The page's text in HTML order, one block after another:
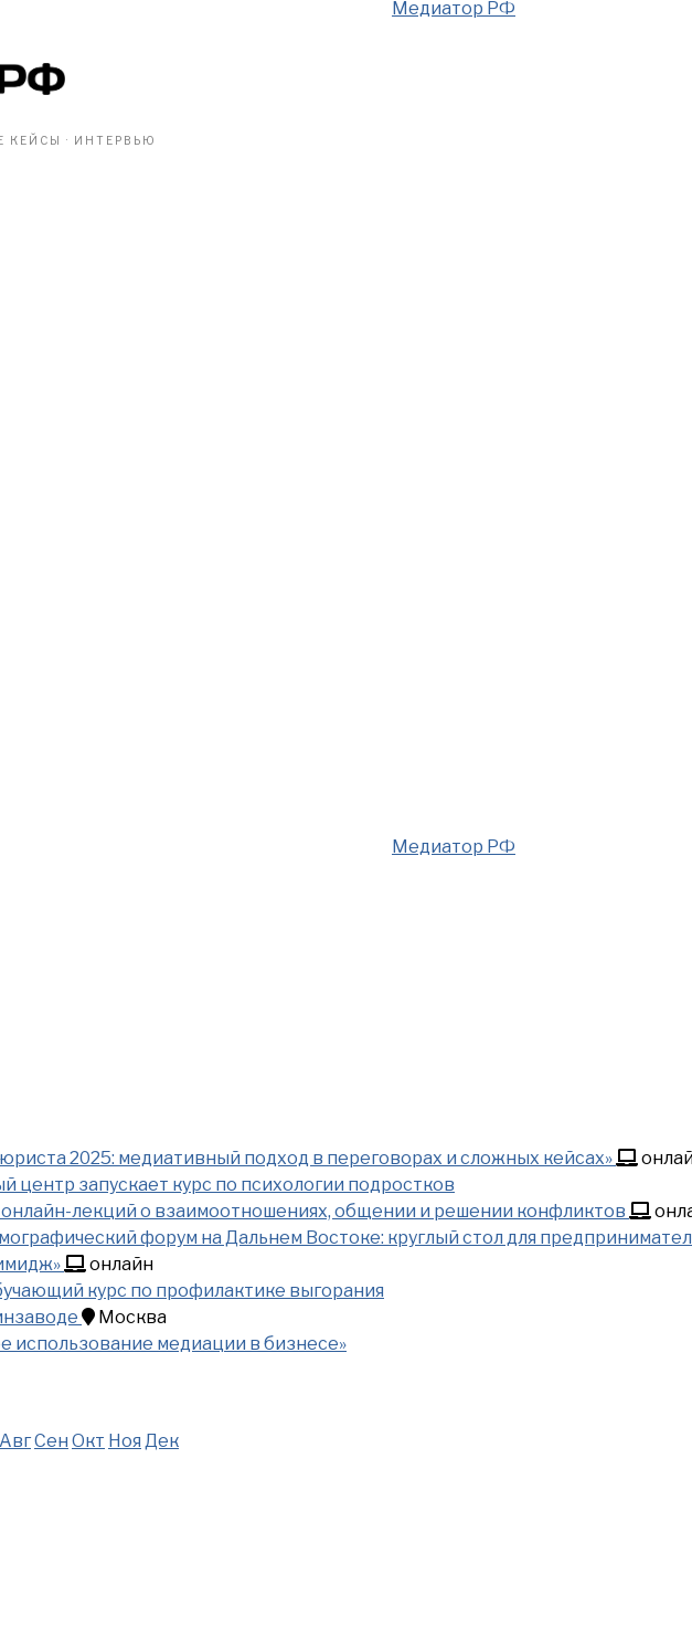
КЕЙСЫ · ИНТЕРВЬЮ
2025: медиативный подход в переговорах и сложных кейсах»
запускает курс по психологии подростков
онлайн-лекций о взаимоотношениях, общении и решении конфликтов
форум на Дальнем Востоке: круглый стол для
онлайн
курс по профилактике выгорания
Москва
использование медиации в бизнесе»
АвгСен Окт Ноя Дек